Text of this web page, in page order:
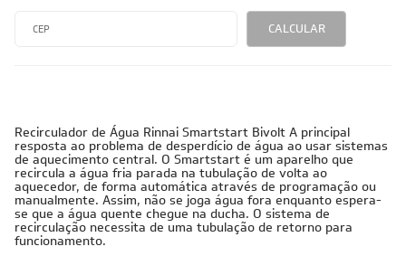
CALCULAR
Recirculador de Água Rinnai Smartstart Bivolt A principal
resposta ao problema de desperdício de água ao usar sistemas
de aquecimento central. O Smartstart é um aparelho que
recircula a água fria parada na tubulação de volta ao
aquecedor, de forma automática através de programação ou
manualmente. Assim, não se joga água fora enquanto espera-
se que a água quente chegue na ducha. O sistema de
recirculação necessita de uma tubulação de retorno para
funcionamento.